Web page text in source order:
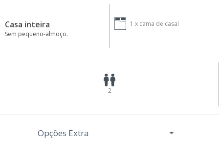
Casa inteira
Sem pequeno-almoço.
1 x cama de casal
2
Opções Extra